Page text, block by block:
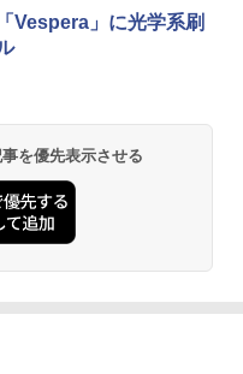
Vespera」に光学系刷
を優先表示させる